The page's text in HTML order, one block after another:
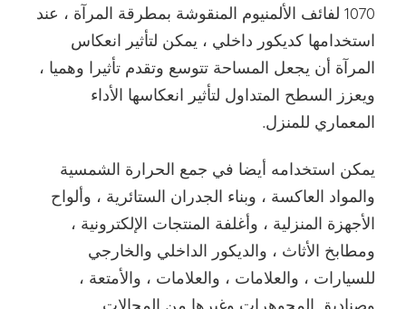
1070 لفائف الألمنيوم المنقوشة بمطرقة المرآة ، عند
استخدامها كديكور داخلي ، يمكن لتأثير انعكاس
المرآة أن يجعل المساحة تتوسع وتقدم تأثيرا وهميا ،
ويعزز السطح المتداول لتأثير انعكاسها الأداء
المعماري للمنزل.
يمكن استخدامه أيضا في جمع الحرارة الشمسية
والمواد العاكسة ، وبناء الجدران الستائرية ، وألواح
الأجهزة المنزلية ، وأغلفة المنتجات الإلكترونية ،
ومطابخ الأثاث ، والديكور الداخلي والخارجي
للسيارات ، والعلامات ، والعلامات ، والأمتعة ،